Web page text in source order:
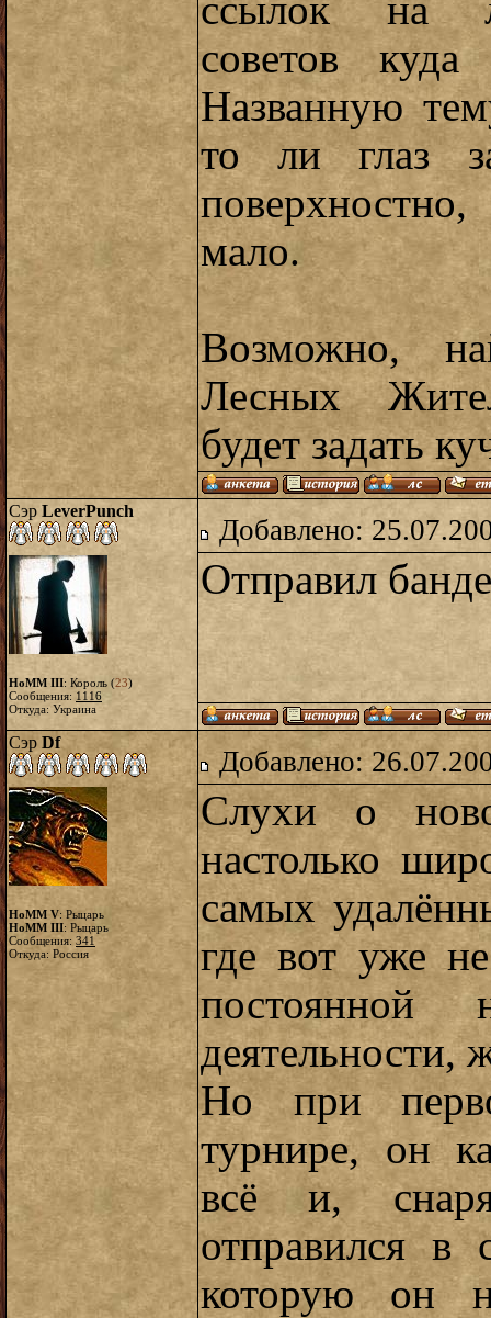
ссылок на
советов
Названную
то ли глаз
мало.
Возможно,
Лесных
будет задать
Сэр LeverPunch
HoMM III: Король (23)
Сообщения: 1116
Откуда: Украина
Добавлено:
Отправил
Сэр Df
HoMM V: Рыцарь
HoMM III: Рыцарь
Сообщения: 341
Откуда: Россия
Добавлено:
Слухи о
настолько
самых
где вот уже
постоянной
деятельности,
Но при
турнире, он
всё и,
отправился в
которую он